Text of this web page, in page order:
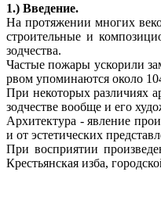
1.) Введение.
На протяжении многих
строительные и
зодчества.
Частые пожары ускорили
рвом упоминаются около
При некоторых различиях
зодчестве вообще и его
Архитектура - явление
и от эстетических
При восприятии
Крестьянская изба,